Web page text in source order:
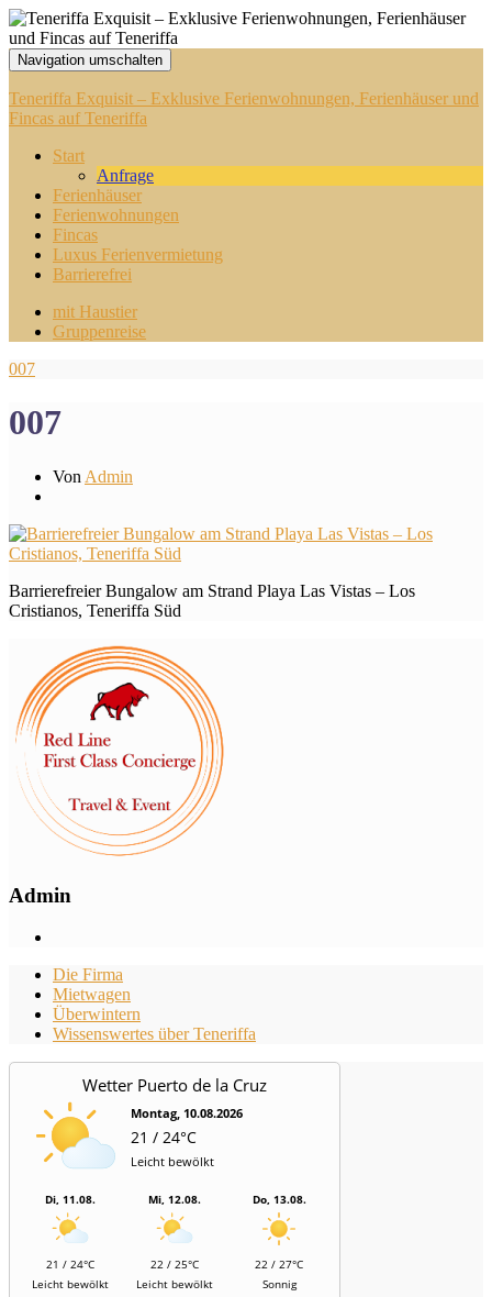
Navigation umschalten
Teneriffa Exquisit – Exklusive Ferienwohnungen, Ferienhäuser und
Fincas auf Teneriffa
Start
Anfrage
Ferienhäuser
Ferienwohnungen
Fincas
Luxus Ferienvermietung
Barrierefrei
mit Haustier
Gruppenreise
007
007
Von Admin
Barrierefreier Bungalow am Strand Playa Las Vistas – Los
Cristianos, Teneriffa Süd
Admin
Die Firma
Mietwagen
Überwintern
Wissenswertes über Teneriffa
Wetter Puerto de la Cruz
Montag, 10.08.2026
21 / 24°C
Leicht bewölkt
Di, 11.08.
21 / 24°C
Leicht bewölkt
Mi, 12.08.
22 / 25°C
Leicht bewölkt
Do, 13.08.
22 / 27°C
Sonnig